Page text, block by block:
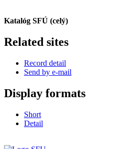
Katalóg SFÚ (celý)
Related sites
Record detail
Send by e-mail
Display formats
Short
Detail